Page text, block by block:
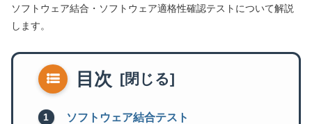
ソフトウェア結合・ソフトウェア適格性確認テストについて解説
します。
目次
ソフトウェア結合テスト